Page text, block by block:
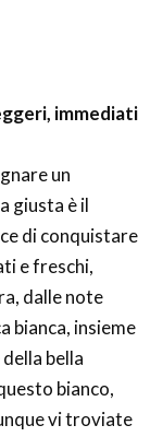
immediati
un
giusta è il
di conquistare
e freschi,
dalle note
bianca, insieme
bella
bianco,
vi troviate